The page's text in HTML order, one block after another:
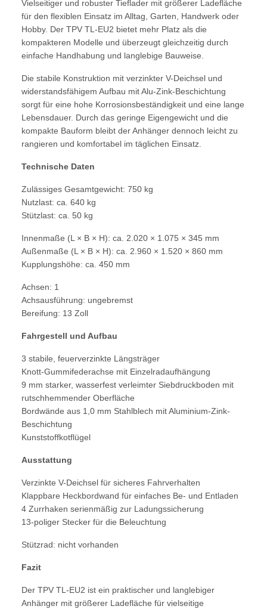
Vielseitiger und robuster Tieflader mit größerer Ladefläche
für den flexiblen Einsatz im Alltag, Garten, Handwerk oder
Hobby. Der TPV TL-EU2 bietet mehr Platz als die
kompakteren Modelle und überzeugt gleichzeitig durch
einfache Handhabung und langlebige Bauweise.
Die stabile Konstruktion mit verzinkter V-Deichsel und
widerstandsfähigem Aufbau mit Alu-Zink-Beschichtung
sorgt für eine hohe Korrosionsbeständigkeit und eine lange
Lebensdauer. Durch das geringe Eigengewicht und die
kompakte Bauform bleibt der Anhänger dennoch leicht zu
rangieren und komfortabel im täglichen Einsatz.
Technische Daten
Zulässiges Gesamtgewicht: 750 kg
Nutzlast: ca. 640 kg
Stützlast: ca. 50 kg
Innenmaße (L × B × H): ca. 2.020 × 1.075 × 345 mm
Außenmaße (L × B × H): ca. 2.960 × 1.520 × 860 mm
Kupplungshöhe: ca. 450 mm
Achsen: 1
Achsausführung: ungebremst
Bereifung: 13 Zoll
Fahrgestell und Aufbau
3 stabile, feuerverzinkte Längsträger
Knott-Gummifederachse mit Einzelradaufhängung
9 mm starker, wasserfest verleimter Siebdruckboden mit
rutschhemmender Oberfläche
Bordwände aus 1,0 mm Stahlblech mit Aluminium-Zink-
Beschichtung
Kunststoffkotflügel
Ausstattung
Verzinkte V-Deichsel für sicheres Fahrverhalten
Klappbare Heckbordwand für einfaches Be- und Entladen
4 Zurrhaken serienmäßig zur Ladungssicherung
13-poliger Stecker für die Beleuchtung
Stützrad: nicht vorhanden
Fazit
Der TPV TL-EU2 ist ein praktischer und langlebiger
Anhänger mit größerer Ladefläche für vielseitige